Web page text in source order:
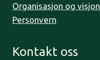
Organisasjon og visjon
Personvern
Kontakt oss